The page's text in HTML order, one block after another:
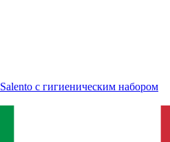
с гигиеническим набором